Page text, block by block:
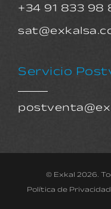
+34 91 833 98
Servicio
© Exkal 2026.
Política de